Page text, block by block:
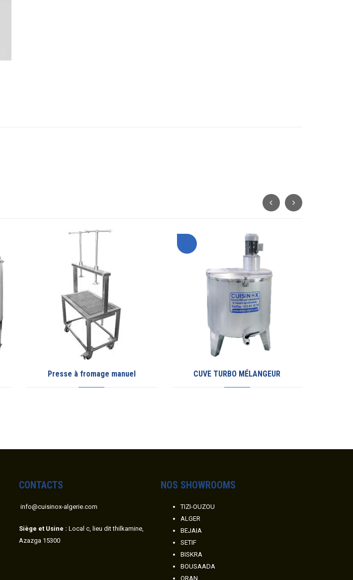
Presse à fromage manuel CUVE TURBO MÉLANGEUR
CONTACTS
info@cuisinox-algerie.com
Siège et Usine : Local c, lieu dit thilkamine,
Azazga 15300
NOS SHOWROOMS
TIZI-OUZOU
ALGER
BEJAIA
SETIF
BISKRA
BOUSAADA
ORAN